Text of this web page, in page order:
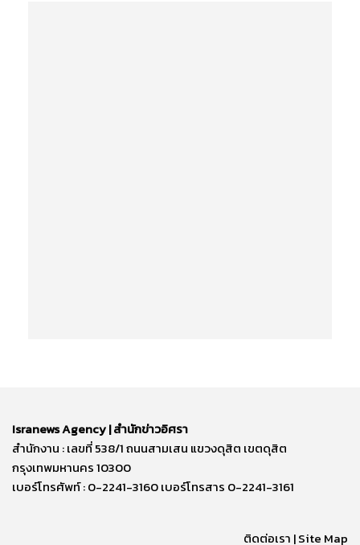
Isranews Agency | สำนักข่าวอิศรา
สำนักงาน : เลขที่ 538/1 ถนนสามเสน แขวงดุสิต เขตดุสิต
กรุงเทพมหานคร 10300
เบอร์โทรศัพท์ : 0-2241-3160 เบอร์โทรสาร 0-2241-3161
ติดต่อเรา | Site Map